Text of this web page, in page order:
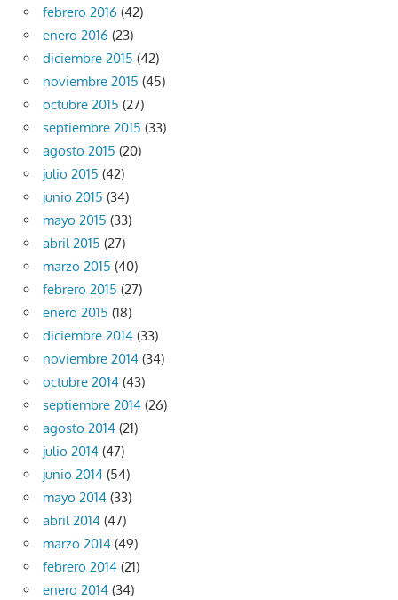
febrero 2016 (42)
enero 2016 (23)
diciembre 2015 (42)
noviembre 2015 (45)
octubre 2015 (27)
septiembre 2015 (33)
agosto 2015 (20)
julio 2015 (42)
junio 2015 (34)
mayo 2015 (33)
abril 2015 (27)
marzo 2015 (40)
febrero 2015 (27)
enero 2015 (18)
diciembre 2014 (33)
noviembre 2014 (34)
octubre 2014 (43)
septiembre 2014 (26)
agosto 2014 (21)
julio 2014 (47)
junio 2014 (54)
mayo 2014 (33)
abril 2014 (47)
marzo 2014 (49)
febrero 2014 (21)
enero 2014 (34)